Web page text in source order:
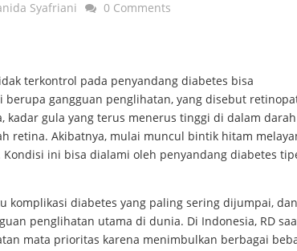
Syafriani 0 Comments
terkontrol pada penyandang diabetes bisa
berupa gangguan penglihatan, yang disebut
kadar gula yang terus menerus tinggi di dalam darah
retina. Akibatnya, mulai muncul bintik hitam
ini bisa dialami oleh penyandang diabetes
komplikasi diabetes yang paling sering dijumpai, dan
penglihatan utama di dunia. Di Indonesia, RD
mata prioritas karena menimbulkan berbagai